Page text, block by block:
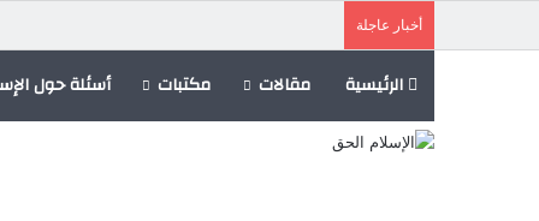
أخبار عاجلة
الرئيسية مقالات مكتبات أسئلة حول